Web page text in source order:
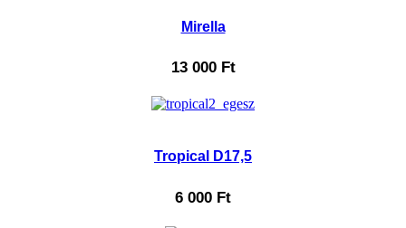
Mirella
13 000 Ft
Tropical D17,5
6 000 Ft